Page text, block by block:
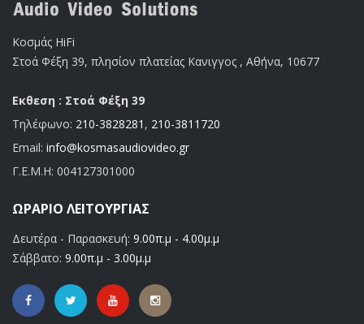
Κοσμάς HiFi
Στοά Φέξη 39, πλησίον πλατείας Κανιγγος , Αθήνα, 10677
Εκθεση : Στοά Φέξη 39
Τηλέφωνο: 210-3828281 , 210-3811720
Email: info@kosmasaudiovideo.gr
Γ.Ε.Μ.Η: 004127301000
ΩΡΆΡΙΟ ΛΕΙΤΟΥΡΓΊΑΣ
Δευτέρα - Παρασκευή: 9.00π.μ - 4.00μ.μ
Σάββατο: 9.00π.μ - 3.00μ.μ